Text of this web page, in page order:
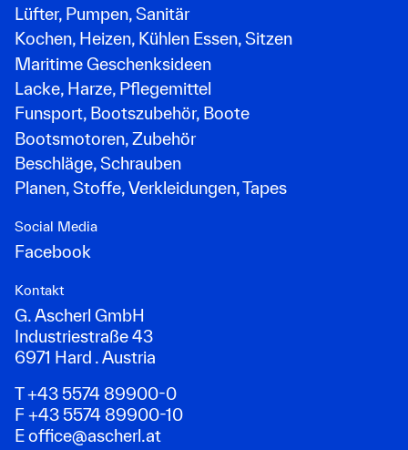
Lüfter, Pumpen, Sanitär
Kochen, Heizen, Kühlen Essen, Sitzen
Maritime Geschenksideen
Lacke, Harze, Pflegemittel
Funsport, Bootszubehör, Boote
Bootsmotoren, Zubehör
Beschläge, Schrauben
Planen, Stoffe, Verkleidungen, Tapes
Social Media
Facebook
Kontakt
G. Ascherl GmbH
Industriestraße 43
6971 Hard . Austria
T +43 5574 89900-0
F +43 5574 89900-10
Eoffice@ascherl.at